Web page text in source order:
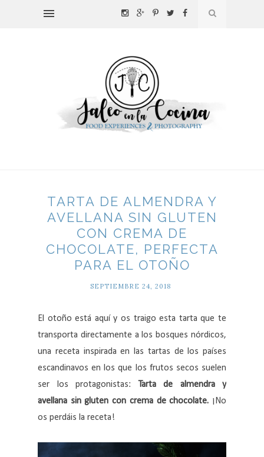
TARTA DE ALMENDRA Y
AVELLANA SIN GLUTEN
CON CREMA DE
CHOCOLATE, PERFECTA
PARA EL OTOÑO
SEPTIEMBRE 24, 2018
El otoño está aquí y os traigo esta tarta que te
transporta directamente a los bosques nórdicos,
una receta inspirada en las tartas de los países
escandinavos en los que los frutos secos suelen
ser los protagonistas: Tarta de almendra y
avellana sin gluten con crema de chocolate. ¡No
os perdáis la receta!